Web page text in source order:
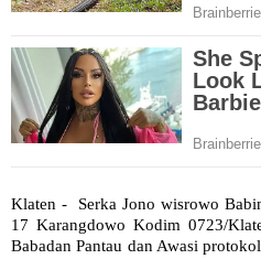
Klaten - Serka Jono wisrowo
17 Karangdowo Kodim 0723/
Babadan Pantau dan Awasi